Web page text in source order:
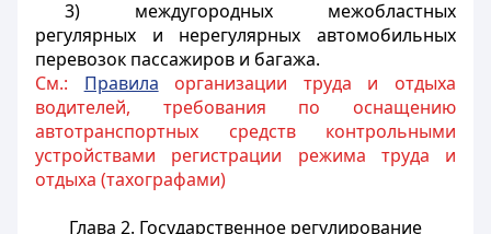
3) междугородных межобластных
регулярных и нерегулярных автомобильных
перевозок пассажиров и багажа.
См.: Правила организации труда и отдыха
водителей, требования по оснащению
автотранспортных средств контрольными
устройствами регистрации режима труда и
отдыха (тахографами)
Глава 2. Государственное регулирование